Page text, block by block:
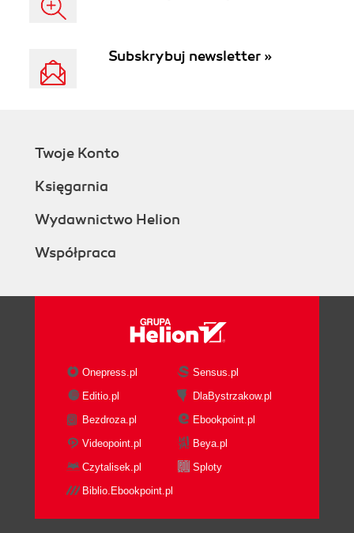
Subskrybuj newsletter »
Twoje Konto
Księgarnia
Wydawnictwo Helion
Współpraca
Onepress.pl
Sensus.pl
Editio.pl
DlaBystrzakow.pl
Bezdroza.pl
Ebookpoint.pl
Videopoint.pl
Beya.pl
Czytalisek.pl
Sploty
Biblio.Ebookpoint.pl